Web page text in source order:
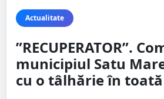
Actualitate
”RECUPERATOR”.
municipiul Satu
cu o tâlhărie în